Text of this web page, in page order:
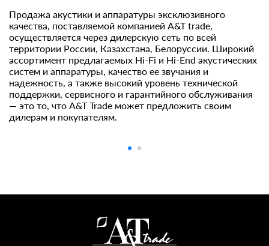
Продажа акустики и аппаратуры эксклюзивного
качества, поставляемой компанией A&T trade,
осуществляется через дилерскую сеть по всей
территории России, Казахстана, Белоруссии. Широкий
ассортимент предлагаемых Hi-Fi и Hi-End акустических
систем и аппаратуры, качество ее звучания и
надежность, а также высокий уровень технической
поддержки, сервисного и гарантийного обслуживания
— это то, что A&T Trade может предложить своим
дилерам и покупателям.